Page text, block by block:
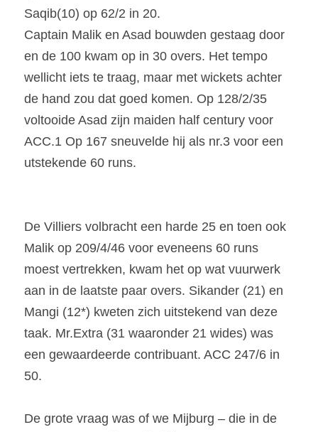
Saqib(10) op 62/2 in 20.
Captain Malik en Asad bouwden gestaag door
en de 100 kwam op in 30 overs. Het tempo
wellicht iets te traag, maar met wickets achter
de hand zou dat goed komen. Op 128/2/35
voltooide Asad zijn maiden half century voor
ACC.1 Op 167 sneuvelde hij als nr.3 voor een
utstekende 60 runs.
De Villiers volbracht een harde 25 en toen ook
Malik op 209/4/46 voor eveneens 60 runs
moest vertrekken, kwam het op wat vuurwerk
aan in de laatste paar overs. Sikander (21) en
Mangi (12*) kweten zich uitstekend van deze
taak. Mr.Extra (31 waaronder 21 wides) was
een gewaardeerde contribuant. ACC 247/6 in
50.
De grote vraag was of we Mijburg – die in de